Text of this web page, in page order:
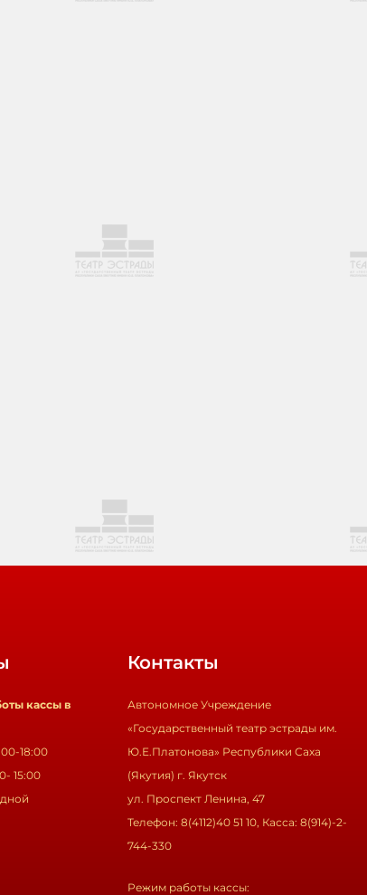
кассы в
18:00
15:00
Контакты
Автономное Учреждение
«Государственный театр эстрады им.
Ю.Е.Платонова» Республики Саха
(Якутия) г. Якутск
ул. Проспект Ленина, 47
Телефон: 8(4112)40 51 10, Касса: 8(914)-2-
744-330
Режим работы кассы: